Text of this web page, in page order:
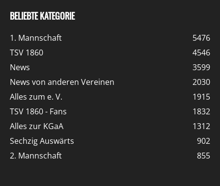
BELIEBTE KATEGORIE
1. Mannschaft
5476
TSV 1860
4546
News
3599
News von anderen Vereinen
2030
Alles zum e. V.
1915
TSV 1860 - Fans
1832
Alles zur KGaA
1312
Sechzig Auswärts
902
2. Mannschaft
855